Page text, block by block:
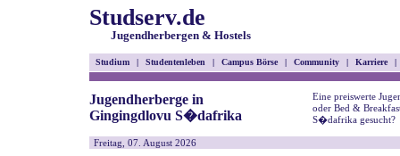
Studserv.de
Jugendherbergen & Hostels
Studium | Studentenleben | Campus Börse | Community | Karriere |
Jugendherberge in
Gingingdlovu S�dafrika
Eine preiswerte
oder Bed &
S�dafrika gesucht?
Freitag, 07. August 2026